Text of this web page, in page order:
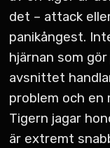
det – attack
panikångest.
hjärnan som
avsnittet
problem och en
Tigern jagar
är extremt